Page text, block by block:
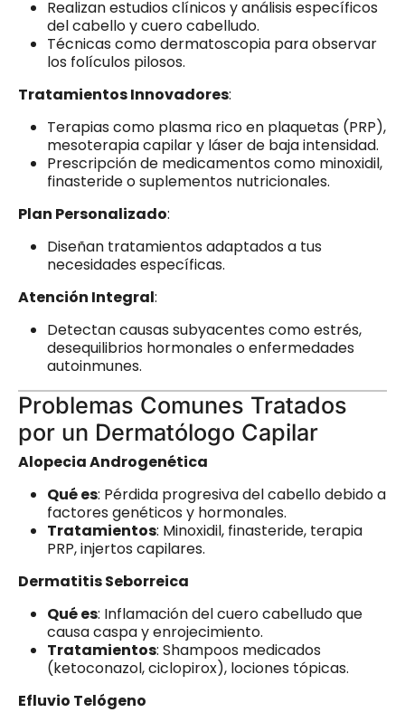
Realizan estudios clínicos y análisis específicos
del cabello y cuero cabelludo.
Técnicas como dermatoscopia para observar
los folículos pilosos.
Tratamientos Innovadores:
Terapias como plasma rico en plaquetas (PRP),
mesoterapia capilar y láser de baja intensidad.
Prescripción de medicamentos como minoxidil,
finasteride o suplementos nutricionales.
Plan Personalizado:
Diseñan tratamientos adaptados a tus
necesidades específicas.
Atención Integral:
Detectan causas subyacentes como estrés,
desequilibrios hormonales o enfermedades
autoinmunes.
Problemas Comunes Tratados
por un Dermatólogo Capilar
Alopecia Androgenética
Qué es: Pérdida progresiva del cabello debido a
factores genéticos y hormonales.
Tratamientos: Minoxidil, finasteride, terapia
PRP, injertos capilares.
Dermatitis Seborreica
Qué es: Inflamación del cuero cabelludo que
causa caspa y enrojecimiento.
Tratamientos: Shampoos medicados
(ketoconazol, ciclopirox), lociones tópicas.
Efluvio Telógeno